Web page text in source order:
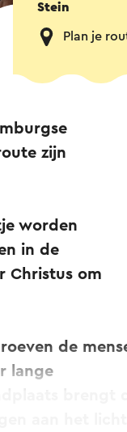
Stein
Plan je
zijn
worden
in de
Christus om
de
lange